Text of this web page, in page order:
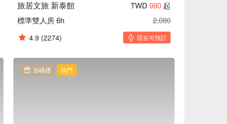
旅居文旅 新泰館 TWD 980 起
標準雙人房 6h
2,080
4.9 (2274) 現在可預訂
加碼禮 熱門